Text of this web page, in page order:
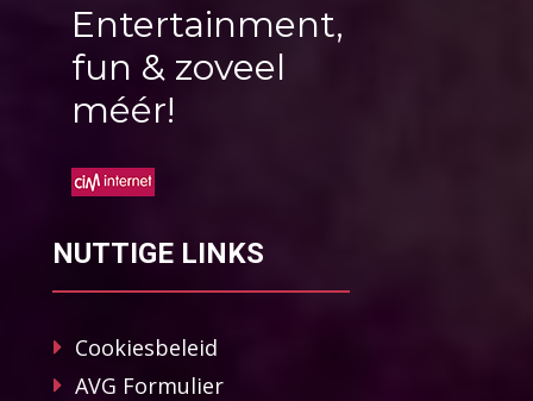
Entertainment,
fun & zoveel
méér!
NUTTIGE LINKS
Cookiesbeleid
AVG Formulier